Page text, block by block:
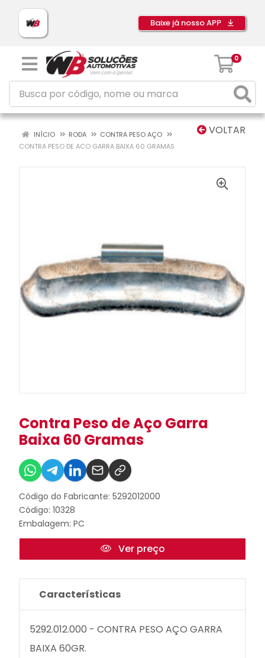
Baixe já nosso APP
0
VOLTAR
INÍCIO RODA
CONTRA PESO AÇO
CONTRA PESO DE ACO GARRA BAIXA 60 GRAMAS
Contra Peso de Aço Garra
Baixa 60 Gramas
Código do Fabricante: 5292012000
Código: 10328
Embalagem: PC
Ver preço
Características
5292.012.000 - CONTRA PESO AÇO GARRA
BAIXA 60GR.